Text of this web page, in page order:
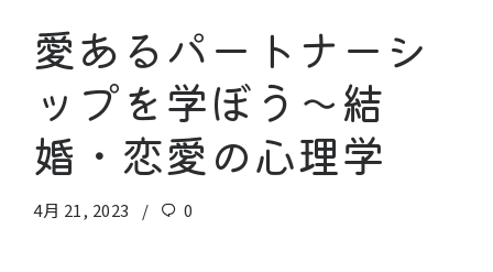
愛あるパートナーシ
ップを学ぼう〜結
婚・恋愛の心理学
4月 21, 2023 0